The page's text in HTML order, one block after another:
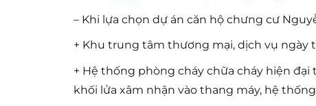
– Khi lựa chọn dự án căn hộ chưng cư
+ Khu trung tâm thương mại, dịch vụ ngày
+ Hệ thống phòng cháy chữa cháy hiện
khối lửa xâm nhận vào thang máy, hệ